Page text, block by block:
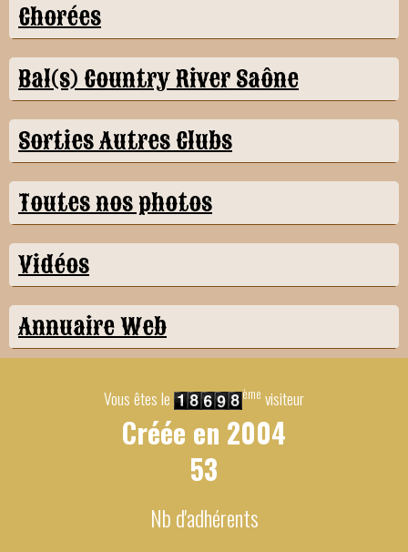
Chorées
Bal(s) Country River Saône
Sorties Autres Clubs
Toutes nos photos
Vidéos
Annuaire Web
Vous êtes le ème visiteur
Créée en 2004
53
Nb d'adhérents